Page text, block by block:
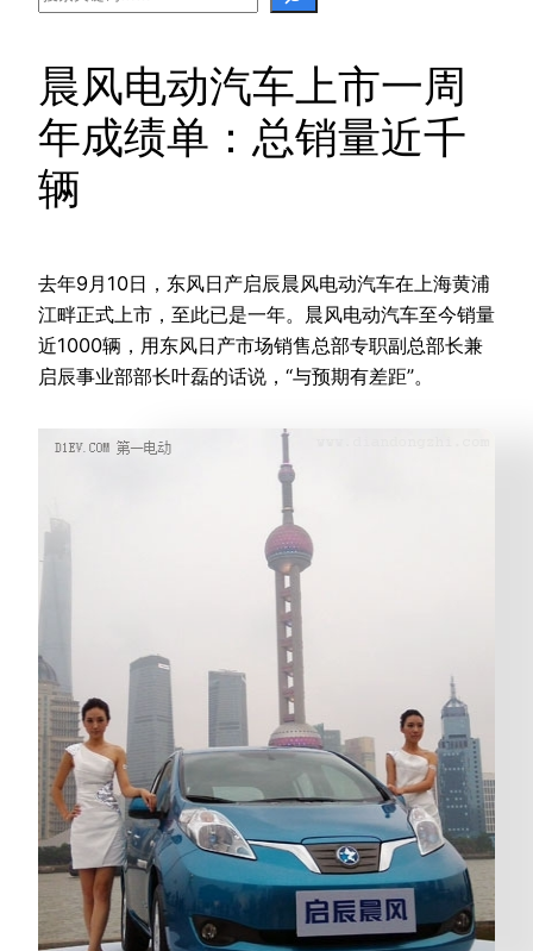
晨风电动汽车上市一周
年成绩单：总销量近千
辆
去年9月10日，东风日产启辰晨风电动汽车在上海黄浦
江畔正式上市，至此已是一年。晨风电动汽车至今销量
近1000辆，用东风日产市场销售总部专职副总部长兼
启辰事业部部长叶磊的话说，“与预期有差距”。